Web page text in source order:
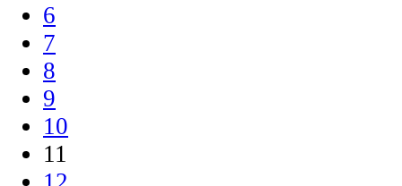
6
7
8
9
10
11